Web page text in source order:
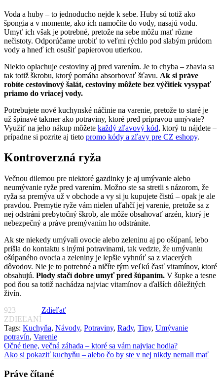
Voda a huby – to jednoducho nejde k sebe. Huby sú totiž ako
špongia a v momente, ako ich namočíte do vody, nasajú vodu.
Umyť ich však je potrebné, pretože na sebe môžu mať rôzne
nečistoty. Odporúčame urobiť to veľmi rýchlo pod slabým prúdom
vody a hneď ich osušiť papierovou utierkou.
Niekto oplachuje cestoviny aj pred varením. Je to chyba – zbavia sa
tak totiž škrobu, ktorý pomáha absorbovať šťavu. Ak si práve
robíte cestovinový šalát, cestoviny môžete bez výčitiek vysypať
priamo do vriacej vody.
Potrebujete nové kuchynské náčinie na varenie, pretože to staré je
už špinavé takmer ako potraviny, ktoré pred prípravou umývate?
Využiť na jeho nákup môžete každý zľavový kód, ktorý tu nájdete –
prípadne si pozrite aj tieto promo kódy a zľavy pre CZ eshopy.
Kontroverzná ryža
Večnou dilemou pre niektoré gazdinky je aj umývanie alebo
neumývanie ryže pred varením. Možno ste sa stretli s názorom, že
ryža sa premýva už v obchode a vy si ju kupujete čistú – opak je ale
pravdou. Premytie ryže vám nielen uľahčí jej varenie, pretože sa z
nej odstráni prebytočný škrob, ale môže obsahovať arzén, ktorý je
nebezpečný a práve premývaním ho odstránite.
Ak ste niekedy umývali ovocie alebo zeleninu aj po ošúpaní, lebo
prišla do kontaktu s inými potravinami, tak vedzte, že umývaniu
ošúpaného ovocia a zeleniny je lepšie vyhnúť sa z viacerých
dôvodov. Nie je to potrebné a ničíte tým veľkú časť vitamínov, ktoré
obsahujú. Plody stačí dobre umyť pred šúpaním. V šupke a tesne
pod ňou sa totiž nachádza najviac vitamínov a ďalších dôležitých
živín.
923
ZDIEĽANÍ
Zdieľať
Tags: Kuchyňa, Návody, Potraviny, Rady, Tipy, Umývanie
potravín, Varenie
Navigácia
v
článku
Očné tiene, večná záhada – ktoré sa vám najviac hodia?
Ako si pokaziť kuchyňu – alebo čo by ste v nej nikdy nemali mať
Práve čítané